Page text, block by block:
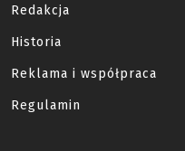
Redakcja
Historia
Reklama i współpraca
Regulamin